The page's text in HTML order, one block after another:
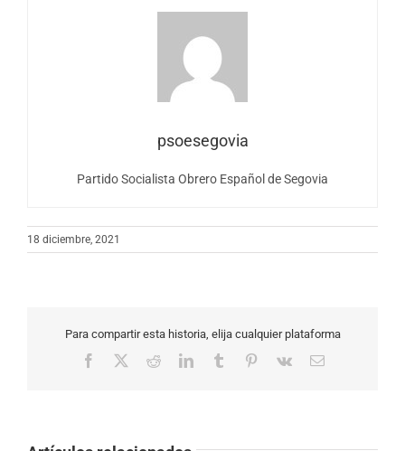
psoesegovia
Partido Socialista Obrero Español de Segovia
18 diciembre, 2021
Para compartir esta historia, elija cualquier plataforma
Facebook RedditLinkedInTumblr Pinterest
Vk
Correo